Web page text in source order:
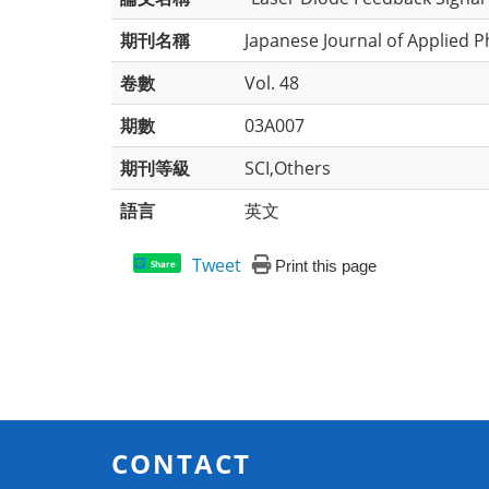
期刊名稱
Japanese Journal of Applied
卷數
Vol. 48
期數
03A007
期刊等級
SCI,Others
語言
英文
Share Tweet Print this page
CONTACT